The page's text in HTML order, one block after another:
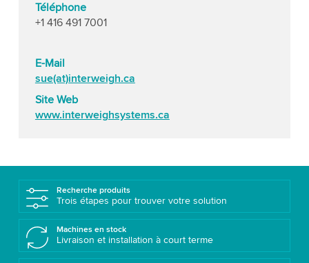
Téléphone
+1 416 491 7001
E-Mail
sue(at)interweigh.ca
Site Web
www.interweighsystems.ca
Recherche produits
Trois étapes pour trouver votre solution
Machines en stock
Livraison et installation à court terme